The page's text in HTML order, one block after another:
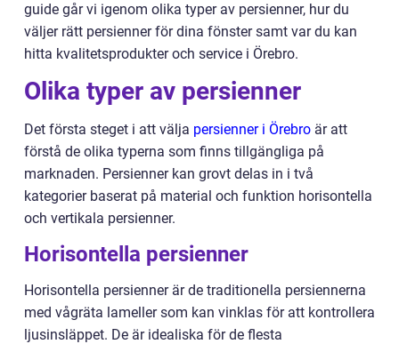
guide går vi igenom olika typer av persienner, hur du
väljer rätt persienner för dina fönster samt var du kan
hitta kvalitetsprodukter och service i Örebro.
Olika typer av persienner
Det första steget i att välja persienner i Örebro är att
förstå de olika typerna som finns tillgängliga på
marknaden. Persienner kan grovt delas in i två
kategorier baserat på material och funktion horisontella
och vertikala persienner.
Horisontella persienner
Horisontella persienner är de traditionella persiennerna
med vågräta lameller som kan vinklas för att kontrollera
ljusinsläppet. De är idealiska för de flesta